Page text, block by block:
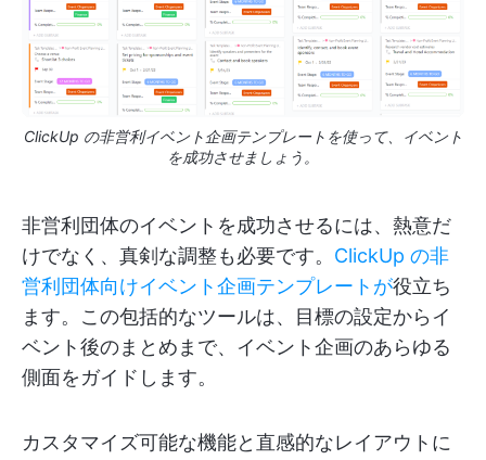
ClickUp の非営利イベント企画テンプレートを使って、イベント
を成功させましょう。
非営利団体のイベントを成功させるには、熱意だ
けでなく、真剣な調整も必要です。 ClickUp の非
営利団体向けイベント企画テンプレートが役立ち
ます。この包括的なツールは、目標の設定からイ
ベント後のまとめまで、イベント企画のあらゆる
側面をガイドします。
カスタマイズ可能な機能と直感的なレイアウトに